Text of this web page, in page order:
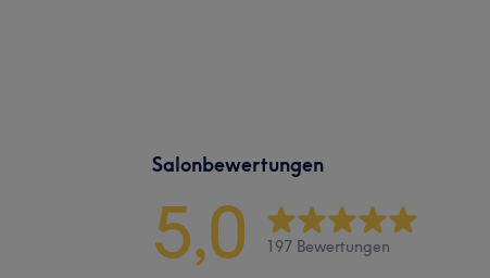
Salonbewertungen
5,0 197 Bewertungen